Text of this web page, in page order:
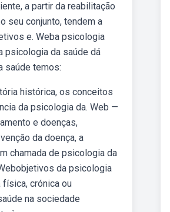
a partir da reabilitação
seu conjunto, tendem a
e. Weba psicologia
psicologia da saúde dá
saúde temos:
histórica, os conceitos
da psicologia da. Web —
e doenças,
da doença, a
chamada de psicologia da
da psicologia
física, crónica ou
na sociedade